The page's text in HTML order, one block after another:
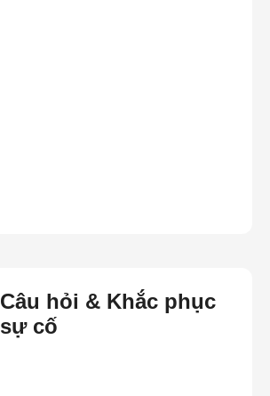
Câu hỏi & Khắc phục
sự cố